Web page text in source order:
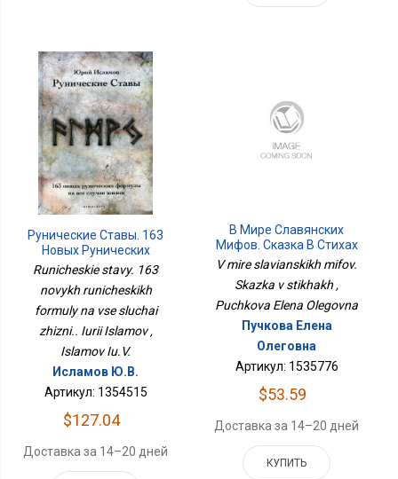
Рунические Ставы. 163
Новых Рунических
Формулы На Все Случаи
Жизни.. Юрий Исламов
Runicheskie stavy. 163
novykh runicheskikh
formuly na vse sluchai
zhizni.. Iurii Islamov ,
Islamov Iu.V.
Исламов Ю.В.
Артикул: 1354515
$127.04
Доставка за 14–20 дней
В Мире Славянских
Мифов. Сказка В Стихах
V mire slavianskikh mifov.
Skazka v stikhakh ,
Puchkova Elena Olegovna
Пучкова Елена
Олеговна
Артикул: 1535776
$53.59
Доставка за 14–20 дней
КУПИТЬ